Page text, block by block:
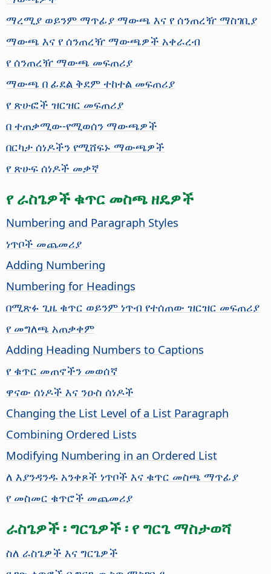
ማረሚያ ወይንም ማጥፊያ ማውጫ እና የ ሰንጠረዥ ማስገቢያ
ማውጫ እና የ ሰንጠረዥ ማውጫዎች አቀራረብ
የ ሰንጠረዥ ማውጫ መፍጠሪያ
ማውጫ በ ፊደል ቅደም ተከተል መፍጠሪያ
የ ጽሁፎች ዝርዝር መፍጠሪያ
በ ተጠቃሚው-የሚወሰን ማውጫዎች
በርካታ ሰነዶችን የሚሸፍኑ ማውጫዎች
የ ጽሁፍ ሰነዶች መቃኛ
የ ራስጌዎች ቁጥር መስጫ ዘዴዎች
Numbering and Paragraph Styles
ነጥቦች መጨመሪያ
Adding Numbering
Numbering for Headings
በሚጽፉ ጊዜ ቁጥር ወይንም ነጥብ የተሰጠው ዝርዝር መፍጠሪያ
የ መግለጫ አጠቃቀም
Adding Heading Numbers to Captions
የ ቁጥር መጠኖችን መወሰኛ
ዋናው ሰነዶች እና ንዑስ ሰነዶች
Changing the List Level of a List Paragraph
Combining Ordered Lists
Modifying Numbering in an Ordered List
ለ እያንዳንዱ አንቀጾች ነጥቦች እና ቁጥር መስጫ ማጥፊያ
የ መስመር ቁጥሮች መጨመሪያ
ራስጌዎች ፡ ግርጌዎች ፡ የ ግርጌ ማስታወሻ
ስለ ራስጌዎች እና ግርጌዎች